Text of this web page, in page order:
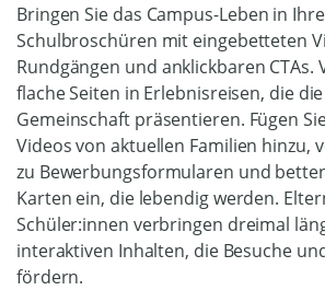
Bringen Sie das Campus-Leben in
Schulbroschüren mit eingebetteten
Rundgängen und anklickbaren CTAs.
flache Seiten in Erlebnisreisen, die
Gemeinschaft präsentieren. Fügen
Videos von aktuellen Familien hinzu,
zu Bewerbungsformularen und
Karten ein, die lebendig werden.
Schüler:innen verbringen dreimal
interaktiven Inhalten, die Besuche
fördern.